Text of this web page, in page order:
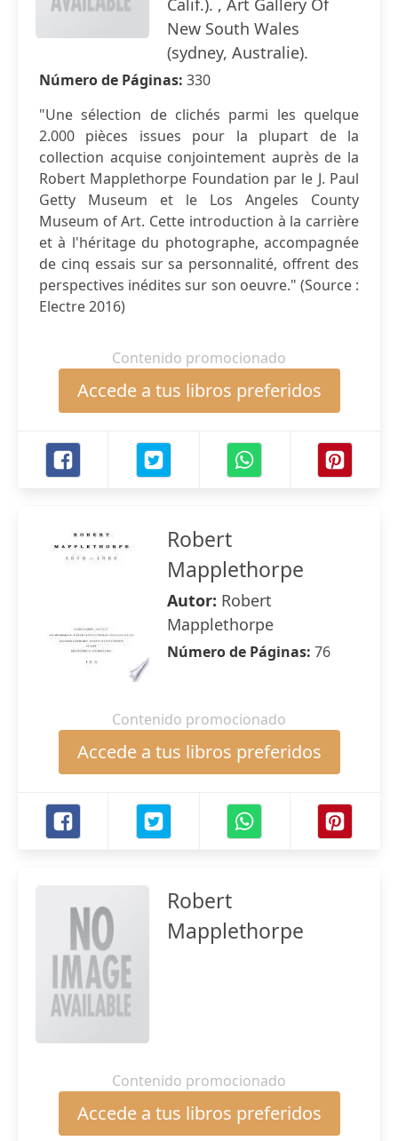
Calif.). , Art Gallery Of
New South Wales
(sydney, Australie).
Número de Páginas: 330
"Une sélection de clichés parmi les quelque
2.000 pièces issues pour la plupart de la
collection acquise conjointement auprès de la
Robert Mapplethorpe Foundation par le J. Paul
Getty Museum et le Los Angeles County
Museum of Art. Cette introduction à la carrière
et à l'héritage du photographe, accompagnée
de cinq essais sur sa personnalité, offrent des
perspectives inédites sur son oeuvre." (Source :
Electre 2016)
Contenido promocionado
Accede a tus libros preferidos
Robert
Mapplethorpe
Autor: Robert
Mapplethorpe
Número de Páginas: 76
Contenido promocionado
Accede a tus libros preferidos
Robert
Mapplethorpe
Contenido promocionado
Accede a tus libros preferidos